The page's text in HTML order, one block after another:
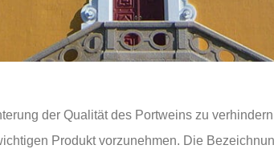
der Qualität des Portweins zu
Produkt vorzunehmen. Die